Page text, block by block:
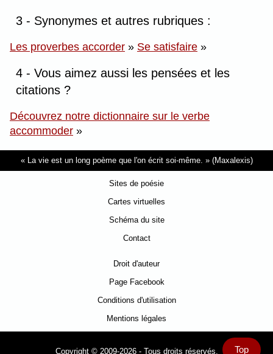
3 - Synonymes et autres rubriques :
Les proverbes accorder » Se satisfaire »
4 - Vous aimez aussi les pensées et les
citations ?
Découvrez notre dictionnaire sur le verbe
accommoder »
Top
La vie est un long poème que l'on écrit soi-même. (Maxalexis)
Sites de poésie
Cartes virtuelles
Schéma du site
Contact
Droit d'auteur
Page Facebook
Conditions d'utilisation
Mentions légales
Copyright © 2009-2026 - Tous droits réservés.